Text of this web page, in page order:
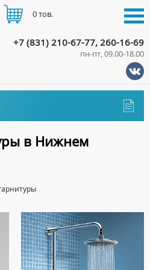
в Нижнем
НАГРЕВА
НАГРЕВА
+7 (831) 210-67-77, 260-16-69
пн-пт, 09.00-18.00
0 тов.